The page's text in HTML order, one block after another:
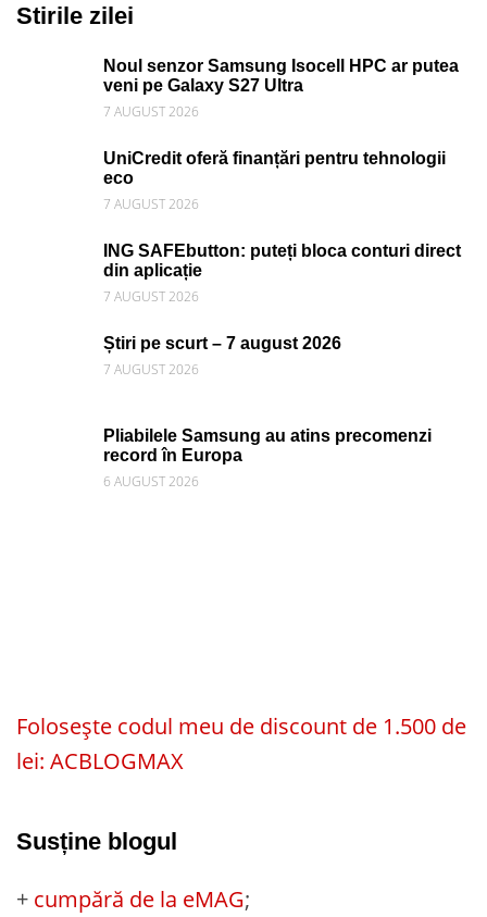
Stirile zilei
Noul senzor Samsung Isocell HPC ar putea
veni pe Galaxy S27 Ultra
7 AUGUST 2026
UniCredit oferă finanțări pentru tehnologii
eco
7 AUGUST 2026
ING SAFEbutton: puteți bloca conturi direct
din aplicație
7 AUGUST 2026
Știri pe scurt – 7 august 2026
7 AUGUST 2026
Pliabilele Samsung au atins precomenzi
record în Europa
6 AUGUST 2026
Folosește codul meu de discount de 1.500 de
lei: ACBLOGMAX
Susține blogul
+ cumpără de la eMAG;